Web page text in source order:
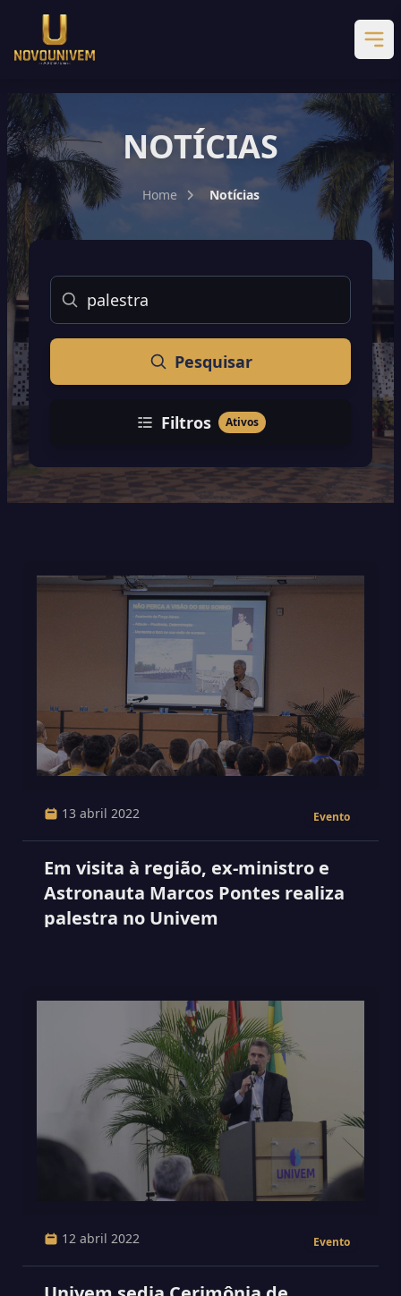
NOTÍCIAS
Home Notícias
Buscar
Pesquisar
Filtros Ativos
13 abril 2022 Evento
Em visita à região, ex-ministro e
Astronauta Marcos Pontes realiza
palestra no Univem
12 abril 2022 Evento